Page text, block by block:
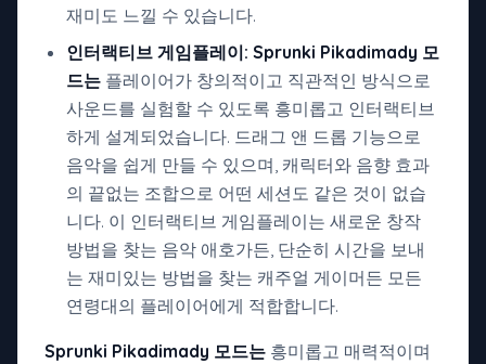
재미도 느낄 수 있습니다.
인터랙티브 게임플레이: Sprunki Pikadimady 모
드는 플레이어가 창의적이고 직관적인 방식으로
사운드를 실험할 수 있도록 흥미롭고 인터랙티브
하게 설계되었습니다. 드래그 앤 드롭 기능으로
음악을 쉽게 만들 수 있으며, 캐릭터와 음향 효과
의 끝없는 조합으로 어떤 세션도 같은 것이 없습
니다. 이 인터랙티브 게임플레이는 새로운 창작
방법을 찾는 음악 애호가든, 단순히 시간을 보내
는 재미있는 방법을 찾는 캐주얼 게이머든 모든
연령대의 플레이어에게 적합합니다.
Sprunki Pikadimady 모드는 흥미롭고 매력적이며